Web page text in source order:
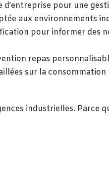
d’entreprise pour une
aux environnements
pour informer des
repas
sur la
industrielles. Parce